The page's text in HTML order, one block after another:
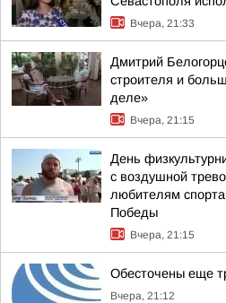
Вчера, 21:33
Дмитрий
строителя и
деле»
Вчера, 21:15
День
с воздушной
любителям
Победы
Вчера, 21:15
Обесточены еще
Вчера, 21:12